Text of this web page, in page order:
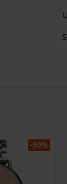
-50%